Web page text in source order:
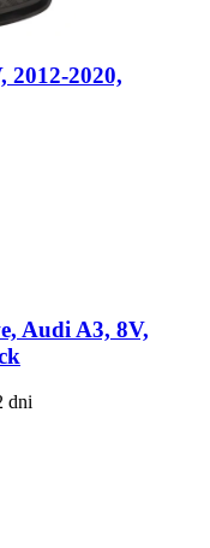
2012-2020,
Audi A3, 8V,
dni